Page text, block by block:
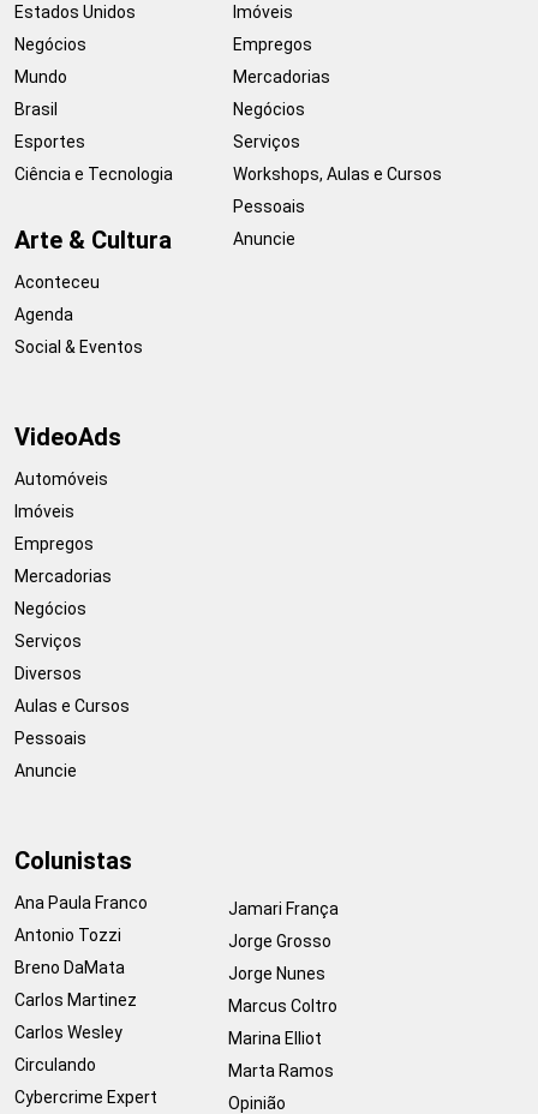
Estados Unidos
Negócios
Mundo
Brasil
Esportes
Ciência e Tecnologia
Arte & Cultura
Aconteceu
Agenda
Social & Eventos
Imóveis
Empregos
Mercadorias
Negócios
Serviços
Workshops, Aulas e Cursos
Pessoais
Anuncie
VideoAds
Automóveis
Imóveis
Empregos
Mercadorias
Negócios
Serviços
Diversos
Aulas e Cursos
Pessoais
Anuncie
Colunistas
Ana Paula Franco
Antonio Tozzi
Breno DaMata
Carlos Martinez
Carlos Wesley
Circulando
Cybercrime Expert
Jamari França
Jorge Grosso
Jorge Nunes
Marcus Coltro
Marina Elliot
Marta Ramos
Opinião